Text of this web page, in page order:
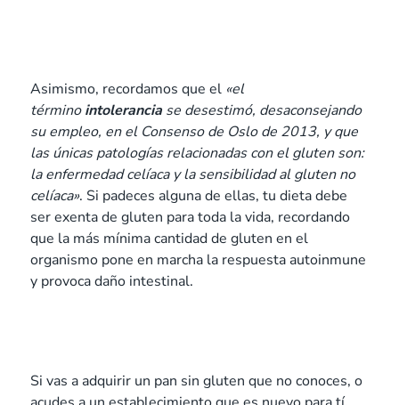
Asimismo, recordamos que el «el
términointolerancia se desestimó, desaconsejando
su empleo, en el Consenso de Oslo de 2013, y que
las únicas patologías relacionadas con el gluten son:
la enfermedad celíaca y la sensibilidad al gluten no
celíaca». Si padeces alguna de ellas, tu dieta debe
ser exenta de gluten para toda la vida, recordando
que la más mínima cantidad de gluten en el
organismo pone en marcha la respuesta autoinmune
y provoca daño intestinal.
Si vas a adquirir un pan sin gluten que no conoces, o